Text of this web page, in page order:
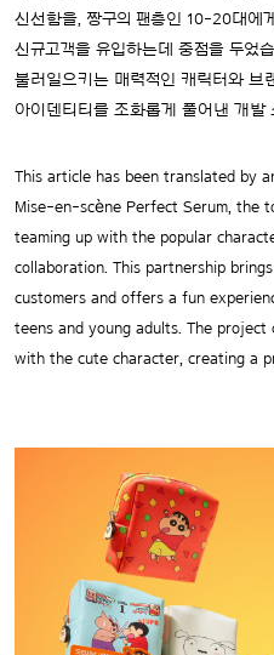
신선함을, 짱구의 팬층인 10-20대에
신규고객을 유입하는데 중점을 두었
불러일으키는 매력적인 캐릭터와 브
아이덴티티를 조화롭게 풀어낸 개발
This article has been translated by
Mise-en-scène Perfect Serum, the
teaming up with the popular
collaboration. This partnership
customers and offers a fun
teens and young adults. The
with the cute character, creating a